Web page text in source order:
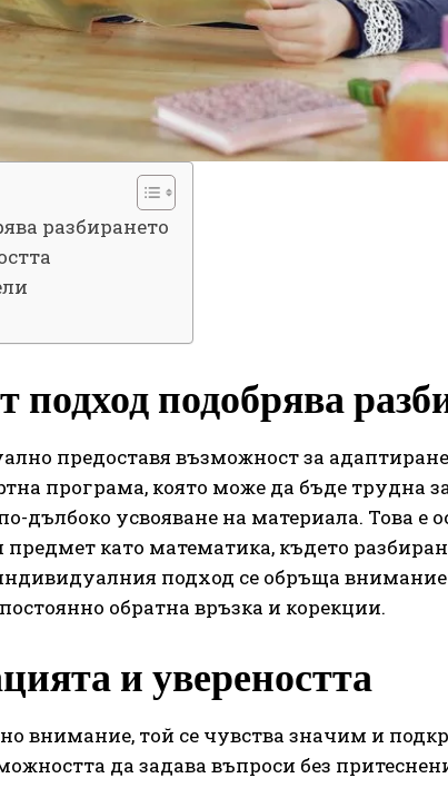
разбирането
подобрява
предоставя възможност за
програма, която може да бъде трудна
дълбоко усвояване на материала. Това е
като математика, където
подход се обръща внимание
обратна връзка и корекции.
и увереността
внимание, той се чувства значим и
да задава въпроси без